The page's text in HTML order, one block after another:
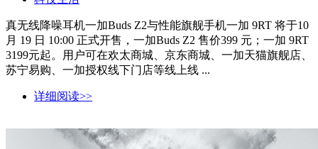
真无线降噪耳机一加Buds Z2与性能旗舰手机一加 9RT 将于10
月 19 日 10:00 正式开售，一加Buds Z2 售价399 元；一加 9RT
3199元起。用户可在欢太商城、京东商城、一加天猫旗舰店、
苏宁易购、一加授权线下门店等线上线 ...
详细阅读>>